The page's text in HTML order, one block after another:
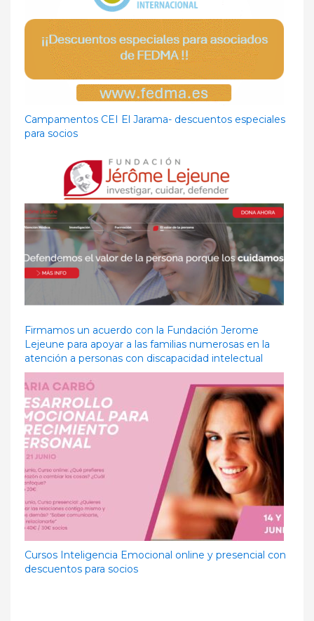
Campamentos CEI El Jarama- descuentos especiales
para socios
Firmamos un acuerdo con la Fundación Jerome
Lejeune para apoyar a las familias numerosas en la
atención a personas con discapacidad intelectual
Cursos Inteligencia Emocional online y presencial con
descuentos para socios